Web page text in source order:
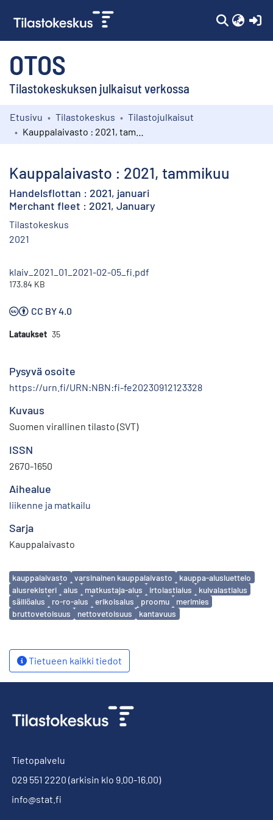
OTOS
Tilastokeskuksen julkaisut verkossa
Kokoelmat
Etusivu Tilastokeskus
Tilastojulkaisut
Kauppalaivasto : 2021, tammikuu
Handelsflottan : 2021, januari
Merchant fleet : 2021, January
Tilastokeskus
2021
klaiv_2021_01_2021-02-05_fi.pdf
173.84 KB
CC BY 4.0
Lataukset 35
Pysyvä osoite
https://urn.fi/URN:NBN:fi-fe20230912123328
Kuvaus
Suomen virallinen tilasto (SVT)
ISSN
2670-1650
Aihealue
liikenne ja matkailu
Sarja
Kauppalaivasto
Avainsanat
kauppalaivasto varsinainen kauppalaivasto
kauppa-alusluettelo
alusrekisteri
alus matkustaja-alus irtolastialus
kuivalastialus
säiliöalus
ro-ro-alus erikoisalus proomu
merimies
bruttovetoisuus
nettovetoisuus kantavuus
Tietueen kaikki tiedot
Tietopalvelu
029 551 2220 (arkisin klo 9.00-16.00)
info@stat.fi